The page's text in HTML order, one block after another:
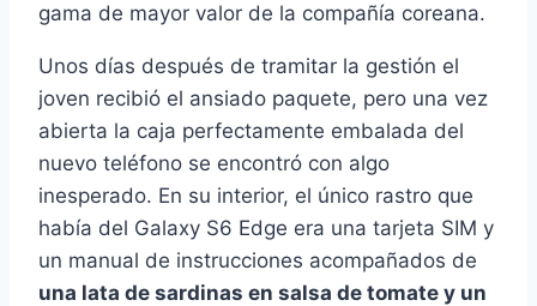
gama de mayor valor de la compañía coreana.
Unos días después de tramitar la gestión el
joven recibió el ansiado paquete, pero una vez
abierta la caja perfectamente embalada del
nuevo teléfono se encontró con algo
inesperado. En su interior, el único rastro que
había del Galaxy S6 Edge era una tarjeta SIM y
un manual de instrucciones acompañados de
una lata de sardinas en salsa de tomate y un